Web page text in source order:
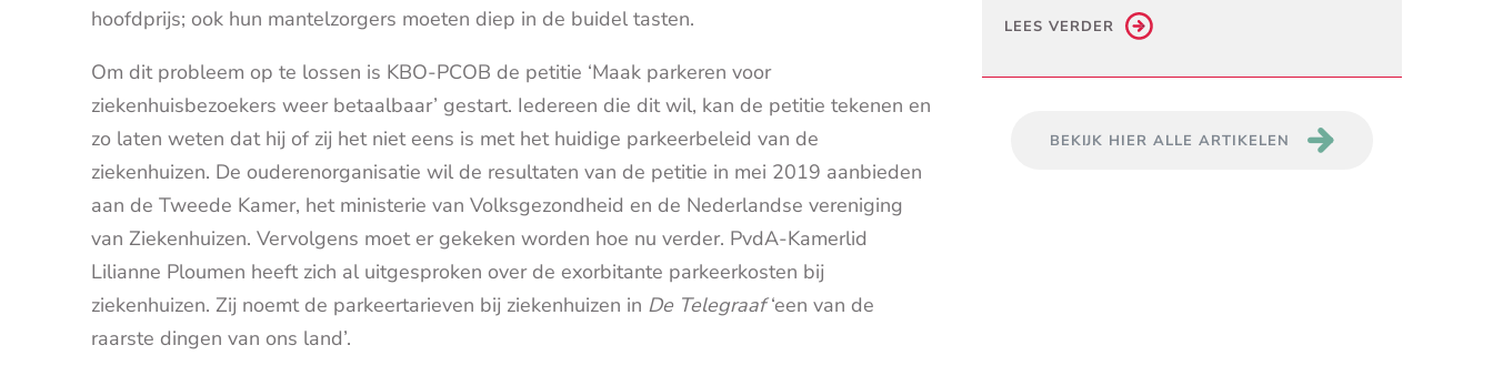
hoofdprijs; ook hun mantelzorgers moeten diep in de buidel tasten.
Om dit probleem op te lossen is KBO-PCOB de petitie ‘Maak parkeren voor
ziekenhuisbezoekers weer betaalbaar’ gestart. Iedereen die dit wil, kan de petitie tekenen en
zo laten weten dat hij of zij het niet eens is met het huidige parkeerbeleid van de
ziekenhuizen. De ouderenorganisatie wil de resultaten van de petitie in mei 2019 aanbieden
aan de Tweede Kamer, het ministerie van Volksgezondheid en de Nederlandse vereniging
van Ziekenhuizen. Vervolgens moet er gekeken worden hoe nu verder. PvdA-Kamerlid
Lilianne Ploumen heeft zich al uitgesproken over de exorbitante parkeerkosten bij
ziekenhuizen. Zij noemt de parkeertarieven bij ziekenhuizen in De Telegraaf‘een van de
raarste dingen van ons land’.
LEES VERDER
BEKIJK HIER ALLE ARTIKELEN